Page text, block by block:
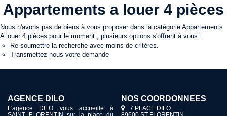
Appartements a louer 4 pièces
Nous n'avons pas de biens à vous proposer dans la catégorie Appartements
A louer 4 pièces pour le moment , plusieurs options s'offrent à vous :
Re-soumettre la recherche avec moins de critères.
Transmettez-nous votre demande
AGENCE DILO
L'agence DILO vous accueille à
NOS COORDONNÉES
7 PLACE DILO